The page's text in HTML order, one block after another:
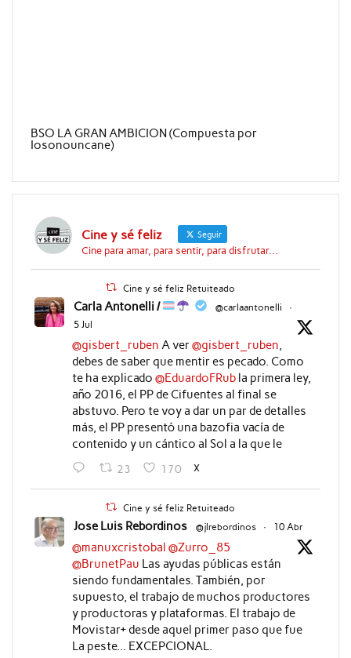
BSO LA GRAN AMBICION (Compuesta por
Iosonouncane)
Cine y sé feliz Seguir
Cine para amar, para sentir, para disfrutar...
Cine y sé feliz Retuiteado
Carla Antonelli / @carlaantonelli
·
5 Jul
@gisbert_ruben A ver@gisbert_ruben
debes de saber que mentir es pecado. Como
te ha explicado @EduardoFRubla primera ley,
año 2016, el PP de Cifuentes al final se
abstuvo. Pero te voy a dar un par de detalles
más, el PP presentó una bazofia vacía de
contenido y un cántico al Sol a la que le
23 170 X
Cine y sé feliz Retuiteado
Jose Luis Rebordinos @jlrebordinos · 10 Abr
@manuxcristobal @Zurro_85
@BrunetPau Las ayudas públicas están
siendo fundamentales. También, por
supuesto, el trabajo de muchos productores
y productoras y plataformas. El trabajo de
Movistar+ desde aquel primer paso que fue
La peste... EXCEPCIONAL.